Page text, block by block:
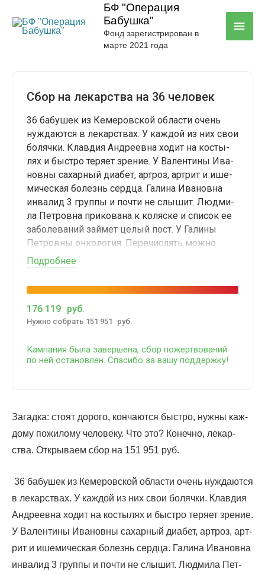
БФ "Операция
Бабушка"
Фонд зарегистрирован в
марте 2021 года
Сбор на лекар­ства на 36 человек
36 бабу­шек из Кеме­ров­ской обла­сти очень
нуж­да­ют­ся в лекар­ствах. У каж­дой из них свои
боляч­ки. Клав­дия Андре­ев­на ходит на косты­
лях и быст­ро теря­ет зре­ние. У Вален­ти­ны Ива­
нов­ны сахар­ный диа­бет, арт­роз, арт­рит и ише­
ми­че­ская болезнь серд­ца. Гали­на Ива­нов­на
инва­лид 3 груп­пы и почти не слы­шит. Люд­ми­
ла Пет­ров­на при­ко­ва­на к коляс­ке и спи­сок ее
забо­ле­ва­ний зай­мет целый пост. У Гали­ны
Пет­ров­ны онко­ло­гия. Пере­чис­лять мож­но
бесконечно
Подроб­нее
176 119 руб.
Нуж­но собрать 151 951 руб.
Кам­па­ния была завер­ше­на, сбор пожерт­во­ва­ний
по ней оста­нов­лен. Спа­си­бо за вашу поддержку!
Загад­ка: сто­ят доро­го, кон­ча­ют­ся быст­ро, нуж­ны каж­
до­му пожи­ло­му чело­ве­ку. Что это? Конеч­но, лекар­
ства. Откры­ва­ем сбор на 151 951 руб.
36 бабу­шек из Кеме­ров­ской обла­сти очень нуж­да­ют­ся
в лекар­ствах. У каж­дой из них свои боляч­ки. Клав­дия
Андре­ев­на ходит на косты­лях и быст­ро теря­ет зре­ние.
У Вален­ти­ны Ива­нов­ны сахар­ный диа­бет, арт­роз, арт­
рит и ише­ми­че­ская болезнь серд­ца. Гали­на Ива­нов­на
инва­лид 3 груп­пы и почти не слы­шит. Люд­ми­ла Пет­